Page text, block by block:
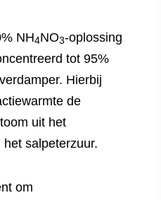
NH4NO3-oplossing
tot 95%
Hierbij
de
uit het
salpeterzuur.
om